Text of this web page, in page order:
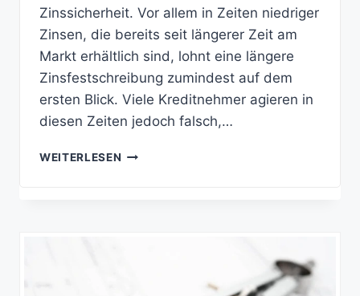
Zinssicherheit. Vor allem in Zeiten niedriger
Zinsen, die bereits seit längerer Zeit am
Markt erhältlich sind, lohnt eine längere
Zinsfestschreibung zumindest auf dem
ersten Blick. Viele Kreditnehmer agieren in
diesen Zeiten jedoch falsch,…
WEITERLESEN BAUFINANZIERUNG